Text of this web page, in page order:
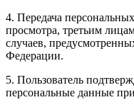
4. Передача
просмотра, третьим
случаев,
Федерации.
5. Пользователь
персональные данные